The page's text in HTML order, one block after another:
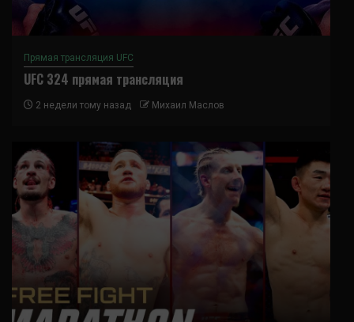
Прямая трансляция UFC
UFC 324 прямая трансляция
2 недели тому назад Михаил Маслов